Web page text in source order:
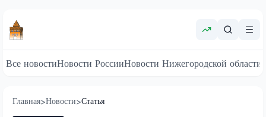
Все новостиНовости РоссииНовости Нижегородской области
Главная>Новости>Статья